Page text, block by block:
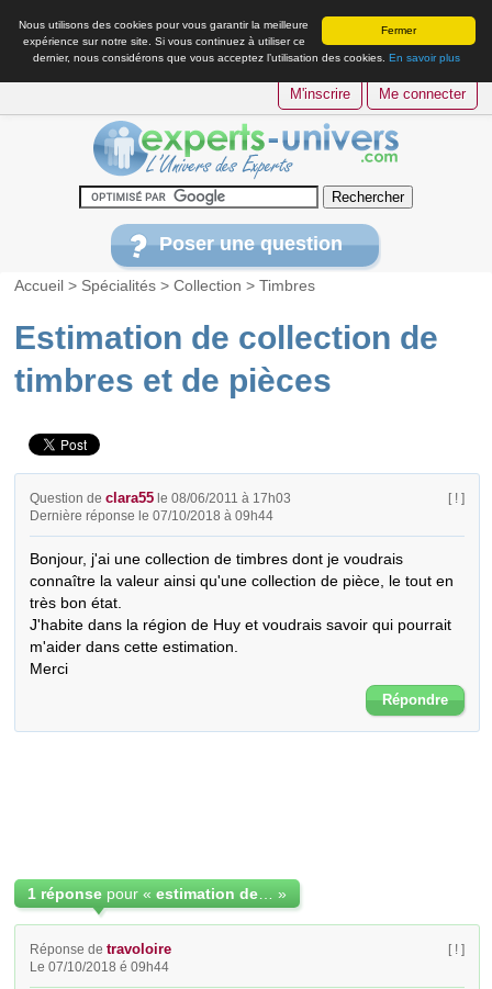
Fermer
Nous utilisons des cookies pour vous garantir la meilleure
expérience sur notre site. Si vous continuez à utiliser ce
dernier, nous considérons que vous acceptez l’utilisation des cookies. En savoir plus
M'inscrire Me connecter
Poser une question
Accueil > Spécialités >Collection >Timbres
Estimation de collection de
timbres et de pièces
Question declara55 le 08/06/2011 à 17h03
Dernière réponse le 07/10/2018 à 09h44
[ ! ]
Bonjour, j'ai une collection de timbres dont je voudrais
connaître la valeur ainsi qu'une collection de pièce, le tout en
très bon état.
J'habite dans la région de Huy et voudrais savoir qui pourrait
m'aider dans cette estimation.
Merci
Répondre
1 réponse pour « »
Réponse detravoloire
Le 07/10/2018 é 09h44
[ ! ]